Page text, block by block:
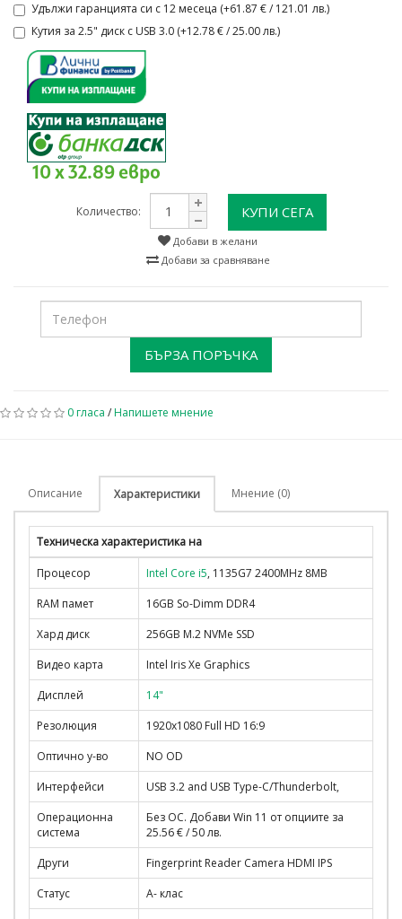
Удължи гаранцията си с 12 месеца (+61.87 € / 121.01 лв.)
Кутия за 2.5" диск с USB 3.0 (+12.78 € / 25.00 лв.)
10 x 32.89 евро
Количество: КУПИ СЕГА
Добави в желани
Добави за сравняване
БЪРЗА ПОРЪЧКА
0 гласа /Напишете мнение
Описание Характеристики Мнение (0)
Техническа характеристика на
Процесор Intel Core i5, 1135G7 2400MHz 8MB
RAM памет
16GB So-Dimm DDR4
Хард диск
256GB M.2 NVMe SSD
Видео карта
Intel Iris Xe Graphics
Дисплей
14"
Резолюция
1920x1080 Full HD 16:9
Оптично у-во
NO OD
Интерфейси
USB 3.2 and USB Type-C/Thunderbolt,
Операционна
система
Без ОС. Добави Win 11 от опциите за
25.56 € / 50 лв.
Други
Fingerprint Reader Camera HDMI IPS
Статус
A- клас